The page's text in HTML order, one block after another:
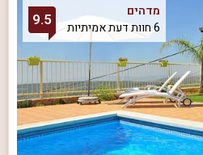
מדהים
6 חוות דעת אמיתיות
9.5